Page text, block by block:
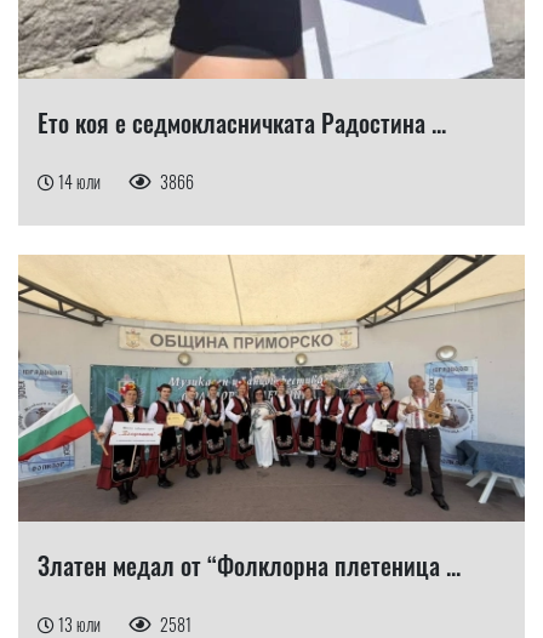
Ето коя е седмокласничката Радостина ...
14 юли 3866
Златен медал от “Фолклорна плетеница ...
13 юли 2581